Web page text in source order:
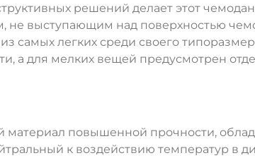
решений делает этот
выступающим над поверхностью
самых легких среди своего
а для мелких вещей предусмотрен
материал повышенной прочности,
к воздействию температур в